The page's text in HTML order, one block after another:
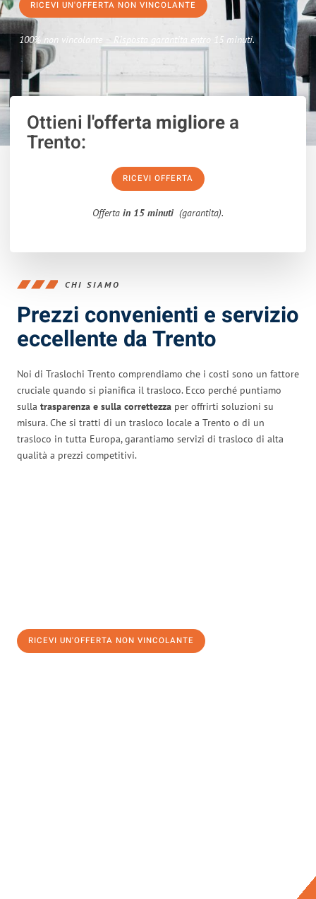
RICEVI UN'OFFERTA NON VINCOLANTE
100% non vincolante – Risposta garantita entro 15 minuti.
Ottieni l'offerta migliorea
Trento:
RICEVI OFFERTA
Offerta in 15 minuti (garantita).
CHI SIAMO
Prezzi convenienti e servizio
eccellente da Trento
Noi di Traslochi Trento comprendiamo che i costi sono un fattore
cruciale quando si pianifica il trasloco. Ecco perché puntiamo
sulla trasparenza e sulla correttezza per offrirti soluzioni su
misura. Che si tratti di un trasloco locale a Trento o di un
trasloco in tutta Europa, garantiamo servizi di trasloco di alta
qualità a prezzi competitivi.
RICEVI UN'OFFERTA NON VINCOLANTE